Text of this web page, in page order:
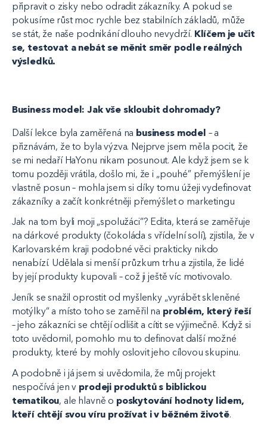
připravit o zisky nebo odradit zákazníky. A pokud se
pokusíme růst moc rychle bez stabilních základů, může
se stát, že naše podnikání dlouho nevydrží. Klíčem je učit
se, testovat a nebát se měnit směr podle reálných
výsledků.
Business model: Jak vše skloubit dohromady?
Další lekce byla zaměřená na business model – a
přiznávám, že to byla výzva. Nejprve jsem měla pocit, že
se mi nedaří HaYonu nikam posunout. Ale když jsem se k
tomu později vrátila, došlo mi, že i „pouhé” přemýšlení je
vlastně posun – mohla jsem si díky tomu úžeji vydefinovat
zákazníky a začít konkrétněji přemýšlet o marketingu
Jak na tom byli moji „spolužáci”? Edita, která se zaměřuje
na dárkové produkty (čokoláda s vřídelní solí), zjistila, že v
Karlovarském kraji podobné věci prakticky nikdo
nenabízí. Udělala si menší průzkum trhu a zjistila, že lidé
by její produkty kupovali – což ji ještě víc motivovalo.
Jeník se snažil oprostit od myšlenky „vyrábět skleněné
motýlky“ a místo toho se zaměřil na problém, který řeší
– jeho zákazníci se chtějí odlišit a cítit se výjimečně. Když si
toto uvědomil, pomohlo mu to definovat další možné
produkty, které by mohly oslovit jeho cílovou skupinu.
A podobně i já jsem si uvědomila, že můj projekt
nespočívá jen v prodeji produktů s biblickou
tematikou, ale hlavně o poskytování hodnoty lidem,
kteří chtějí svou víru prožívat i v běžném životě.